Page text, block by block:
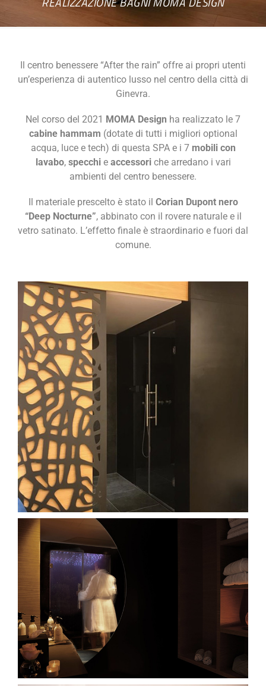
Il centro benessere “After the rain” offre ai propri utenti
un’esperienza di autentico lusso nel centro della città di
Ginevra.
Nel corso del 2021 MOMA Design ha realizzato le 7
cabine hammam (dotate di tutti i migliori optional
acqua, luce e tech) di questa SPA e i 7 mobili con
lavabo, specchie accessoriche arredano i vari
ambienti del centro benessere.
Il materiale prescelto è stato il Corian Dupont nero
“Deep Nocturne”, abbinato con il rovere naturale e il
vetro satinato. L’effetto finale è straordinario e fuori dal
comune.